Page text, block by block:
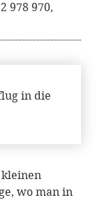
978 970,
in die
wo man in